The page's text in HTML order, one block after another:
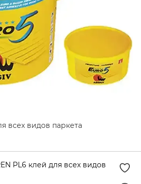
всех видов паркета